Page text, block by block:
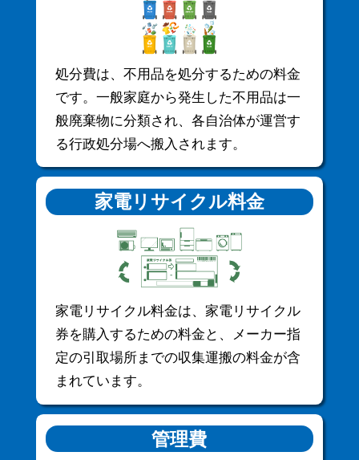
処分費は、不用品を処分するための料金
です。一般家庭から発生した不用品は一
般廃棄物に分類され、各自治体が運営す
る行政処分場へ搬入されます。
家電リサイクル料金
家電リサイクル料金は、家電リサイクル
券を購入するための料金と、メーカー指
定の引取場所までの収集運搬の料金が含
まれています。
管理費